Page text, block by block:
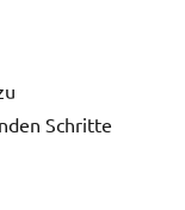
Schritte